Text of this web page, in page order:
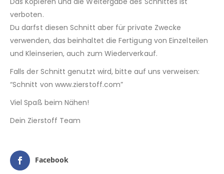
verboten.
Du darfst diesen Schnitt aber für private Zwecke
verwenden, das beinhaltet die Fertigung von Einzelteilen
und Kleinserien, auch zum Wiederverkauf.
Falls der Schnitt genutzt wird, bitte auf uns verweisen:
“Schnitt von www.zierstoff.com”
Viel Spaß beim Nähen!
Dein Zierstoff Team
Facebook